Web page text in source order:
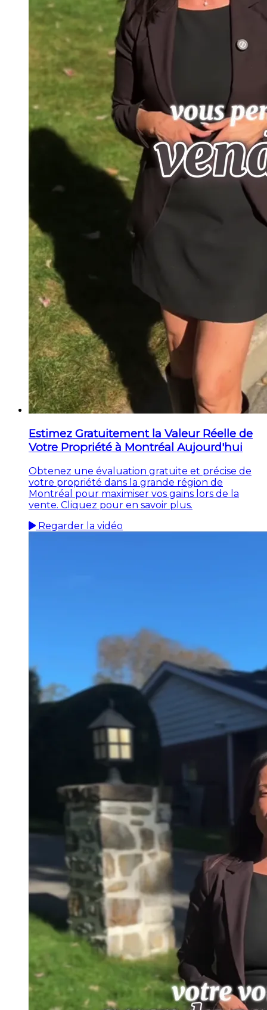
Estimez Gratuitement la Valeur Réelle de
Votre Propriété à Montréal Aujourd'hui
Obtenez une évaluation gratuite et précise de
votre propriété dans la grande région de
Montréal pour maximiser vos gains lors de la
vente. Cliquez pour en savoir plus.
Regarder la vidéo